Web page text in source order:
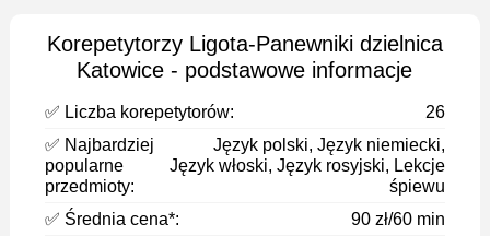
Korepetytorzy Ligota-Panewniki dzielnica
Katowice - podstawowe informacje
✅ Liczba korepetytorów:
26
✅ Najbardziej
popularne
przedmioty:
Język polski, Język niemiecki,
Język włoski, Język rosyjski, Lekcje
śpiewu
✅ Średnia cena*:
90 zł/60 min